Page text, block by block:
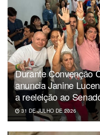
Durante Convenção
anuncia Janine
a reeleição ao
31 DE JULHO DE 2026